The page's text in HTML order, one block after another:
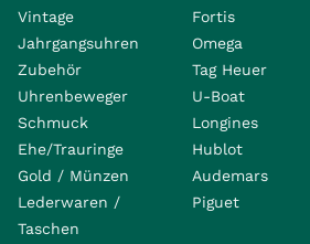
Vintage
Jahrgangsuhren
Zubehör
Uhrenbeweger
Schmuck
Ehe/Trauringe
Gold / Münzen
Lederwaren /
Taschen
Fortis
Omega
Tag Heuer
U-Boat
Longines
Hublot
Audemars
Piguet